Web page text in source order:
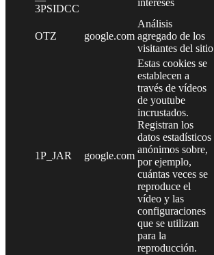
3PSIDCC
intereses
OTZ google.com
Análisis
agregado de los
visitantes del sitio
1P_JAR google.com
Estas cookies se
establecen a
través de vídeos
de youtube
incrustados.
Registran los
datos estadísticos
anónimos sobre,
por ejemplo,
cuántas veces se
reproduce el
vídeo y las
configuraciones
que se utilizan
para la
reproducción.